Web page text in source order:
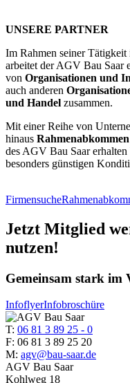
UNSERE PARTNER
Im Rahmen seiner
arbeitet der AGV Bau Saar
von Organisationen und
auch anderen
und Handel zusammen.
Mit einer Reihe von
hinaus Rahmenabkommen
des AGV Bau Saar
besonders günstigen
Firmensuche
Jetzt Mitglied
nutzen!
Gemeinsam stark im
InfoflyerInfobroschüre
T: 06 81 3 89 25 - 0
F: 06 81 3 89 25 20
M: agv@bau-saar.de
AGV Bau Saar
Kohlweg 18